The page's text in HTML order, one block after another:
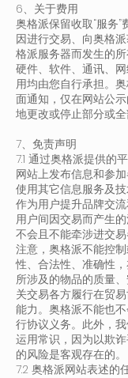
6、关于费用
奥格派保留收取“服务
因进行交易、向奥格
格派服务器而发生的
硬件、软件、通讯、
用均由您自行承担。
面通知，仅在网站公
地更改或停止部分或全
7、免责声明
7.1 通过奥格派提供的
网站上发布信息和参
使用其它信息服务及
作为用户提升品牌交
用户间因交易而产生
不会且不能牵涉进交
注意，奥格派不能控
性、合法性、准确性
所涉及的物品的质量
关交易各方履行在贸
能力。奥格派不能也
行协议义务。此外，
运用常识，因为以欺
的风险是客观存在的。
7.2 奥格派网站表述的